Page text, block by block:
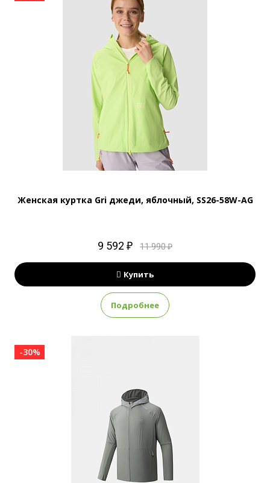
Женская куртка Gri джеди, яблочный, SS26-58W-AG
9 592 ₽ 11 990 ₽
Купить
Подробнее
-30%